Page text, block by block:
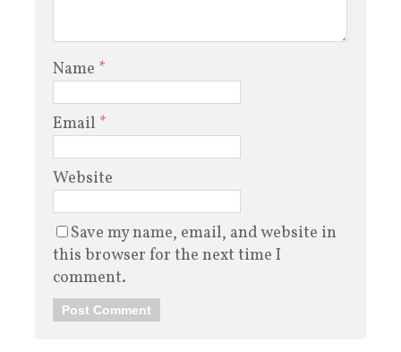
Name *
Email *
Website
Save my name, email, and website in
this browser for the next time I
comment.